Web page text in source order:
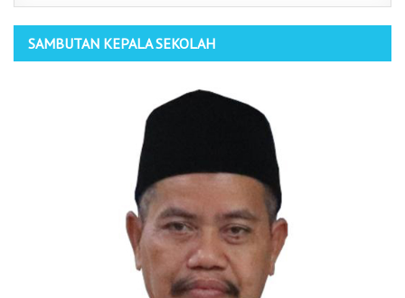
SAMBUTAN KEPALA SEKOLAH